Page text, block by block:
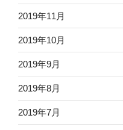
2019年11月
2019年10月
2019年9月
2019年8月
2019年7月